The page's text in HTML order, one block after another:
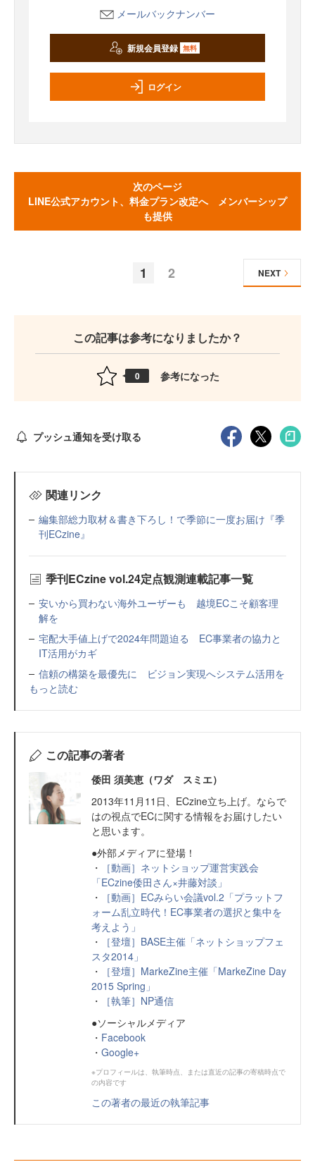
メールバックナンバー
新規会員登録 無料
ログイン
次のページ
LINE公式アカウント、料金プラン改定へ メンバーシップ
も提供
1 2 NEXT
この記事は参考になりましたか？
0 参考になった
プッシュ通知を受け取る
関連リンク
編集部総力取材＆書き下ろし！で季節に一度お届け『季
刊ECzine』
季刊ECzine vol.24定点観測連載記事一覧
安いから買わない海外ユーザーも 越境ECこそ顧客理
解を
宅配大手値上げで2024年問題迫る EC事業者の協力と
IT活用がカギ
信頼の構築を最優先に ビジョン実現へシステム活用を
もっと読む
この記事の著者
倭田 須美恵（ワダ スミエ）
2013年11月11日、ECzine立ち上げ。ならで
はの視点でECに関する情報をお届けしたい
と思います。
●外部メディアに登場！
・
［動画］ネットショップ運営実践会
「ECzine倭田さん×井藤対談」
・
［動画］ECみらい会議vol.2「プラットフ
ォーム乱立時代！EC事業者の選択と集中を
考えよう」
・
［登壇］BASE主催「ネットショップフェ
スタ2014」
・
［登壇］MarkeZine主催「MarkeZine Day
2015 Spring」
・
［執筆］NP通信
●ソーシャルメディア
・ Facebook
・ Google+
※プロフィールは、執筆時点、または直近の記事の寄稿時点で
の内容です
この著者の最近の執筆記事